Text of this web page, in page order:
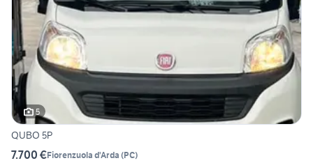
5
QUBO 5P
7.700 €Fiorenzuola d'Arda (PC)